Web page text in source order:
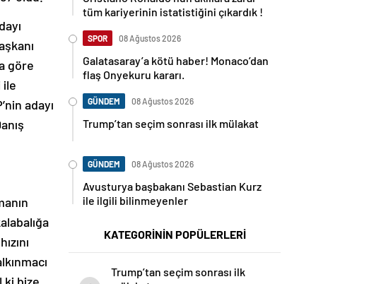
göre
ile
adayı
tüm kariyerinin istatistiğini çıkardık !
SPOR 08 Ağustos 2026
Galatasaray’a kötü haber! Monaco’dan
flaş Onyekuru kararı.
GÜNDEM 08 Ağustos 2026
Trump’tan seçim sonrası ilk mülakat
GÜNDEM 08 Ağustos 2026
Avusturya başbakanı Sebastian Kurz
ile ilgili bilinmeyenler
KATEGORİNİN POPÜLERLERİ
Trump’tan seçim sonrası ilk